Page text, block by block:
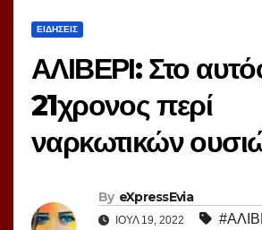
ΕΙΔΗΣΕΙΣ
ΑΛΙΒΕΡΙ: Στο
21χρονος περί
ναρκωτικών
By eXpressEvia
ΙΟΎΛ 19, 2022